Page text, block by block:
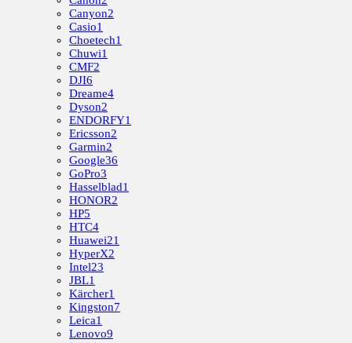
Canyon2
Casio1
Choetech1
Chuwi1
CMF2
DJI6
Dreame4
Dyson2
ENDORFY1
Ericsson2
Garmin2
Google36
GoPro3
Hasselblad1
HONOR2
HP5
HTC4
Huawei21
HyperX2
Intel23
JBL1
Kärcher1
Kingston7
Leica1
Lenovo9